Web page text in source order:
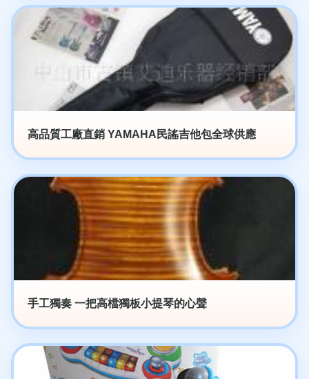
高品質工廠直銷 YAMAHA民謠吉他包全球供應
手工獨奏 一把高檔獨板小提琴的心聲